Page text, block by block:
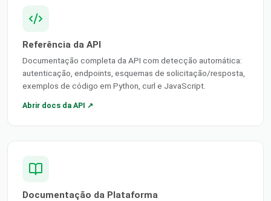
Referência da API
Documentação completa da API com detecção automática:
autenticação, endpoints, esquemas de solicitação/resposta,
exemplos de código em Python, curl e JavaScript.
Abrir docs da API ↗
Documentação da Plataforma